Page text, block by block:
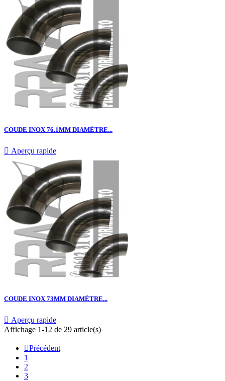
COUDE INOX 76.1MM DIAMÈTRE...
 Aperçu rapide
COUDE INOX 73MM DIAMÈTRE...
 Aperçu rapide
Affichage 1-12 de 29 article(s)
Précédent
1
2
3